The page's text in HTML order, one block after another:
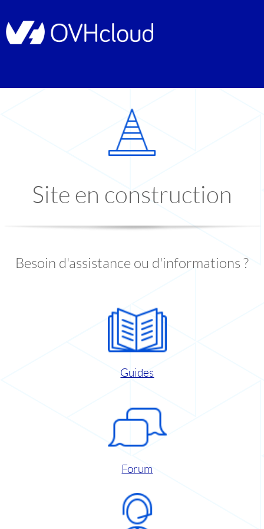
Site en construction
Besoin d'assistance ou d'informations ?
Guides
Forum